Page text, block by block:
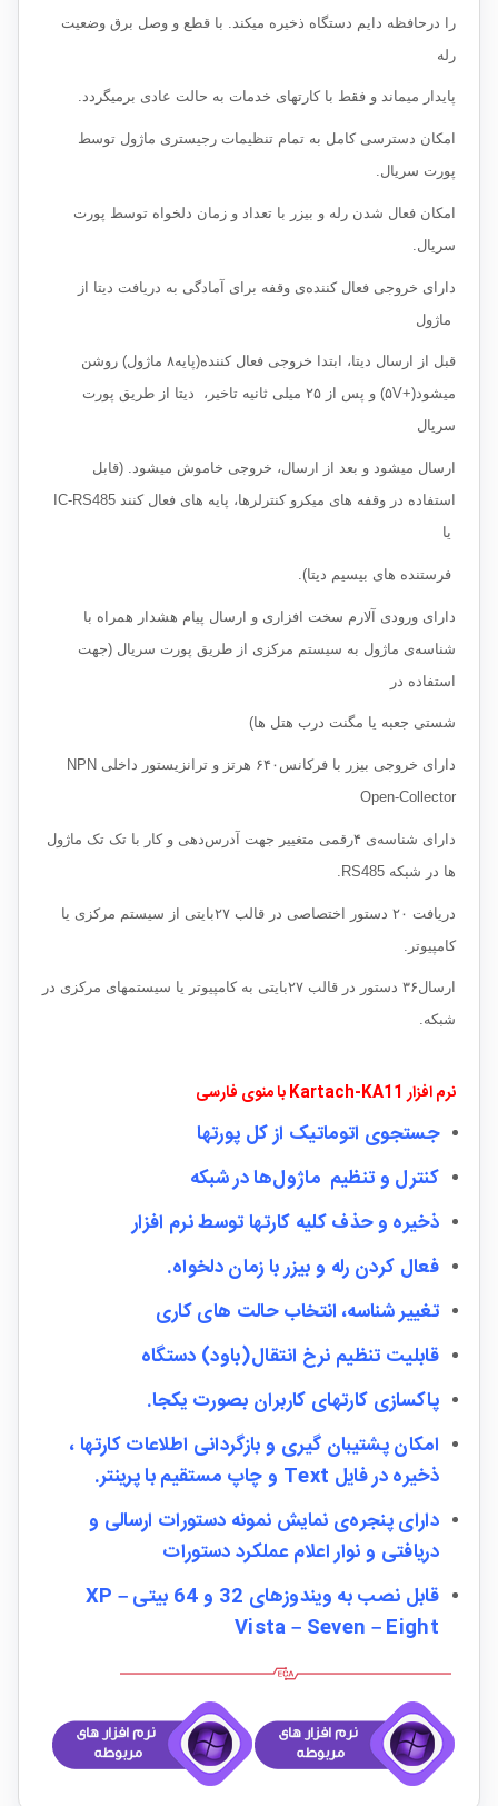
را درحافظه دایم دستگاه ذخیره میکند. با قطع و وصل برق وضعیت
رله
پایدار میماند و فقط با کارتهای خدمات به حالت عادی برمیگردد.
امکان دسترسی کامل به تمام تنظیمات رجیستری ماژول توسط
پورت سریال.
امکان فعال شدن رله و بیزر با تعداد و زمان دلخواه توسط پورت
سریال.
دارای خروجی فعال کننده‌ی وقفه برای آمادگی به دریافت دیتا از
ماژول
قبل از ارسال دیتا، ابتدا خروجی فعال کننده(پایه۸ ماژول) روشن
میشود(+۵V) و پس از ۲۵ میلی ثانیه تاخیر، دیتا از طریق پورت
سریال
ارسال میشود و بعد از ارسال، خروجی خاموش میشود. (قابل
استفاده در وقفه های میکرو کنترلرها، پایه های فعال کنند IC-RS485
یا
فرستنده های بیسیم دیتا).
دارای ورودی آلارم سخت افزاری و ارسال پیام هشدار همراه با
شناسه‌ی ماژول به سیستم مرکزی از طریق پورت سریال (جهت
استفاده در
شستی جعبه‌ یا مگنت درب هتل ها)
دارای خروجی بیزر با فرکانس۶۴۰ هرتز و ترانزیستور داخلی NPN
Open-Collector
دارای شناسه‌ی ۴رقمی متغییر جهت آدرس‌دهی و کار با تک‌ تک ماژول
ها در شبکه RS485.
دریافت ۲۰ دستور اختصاصی در قالب ۲۷بایتی از سیستم مرکزی یا
کامپیوتر.
ارسال۳۶ دستور در قالب ۲۷بایتی به کامپیوتر یا سیستمهای مرکزی در
شبکه.
نرم افزار Kartach-KA11 با منوی فارسی
جستجوی اتوماتیک از کل پورتها
کنترل و تنظیم ماژول‌ها در شبکه
ذخیره و حذف کلیه کارتها توسط نرم افزار
فعال کردن رله و بیزر با زمان دلخواه.
تغییر شناسه،‌ انتخاب حالت های کاری
قابلیت تنظیم نرخ انتقال(باود) دستگاه
پاکسازی کارتهای کاربران بصورت یکجا.
امکان پشتیبان گیری و بازگردانی اطلاعات کارتها ،
ذخیره در فایل Text و چاپ مستقیم با پرینتر.
دارای پنجره‌ی نمایش نمونه دستورات ارسالی و
دریافتی و نوار اعلام عملکرد دستورات
قابل نصب به ویندوزهای 32 و 64 بیتی XP –
Vista – Seven – Eight